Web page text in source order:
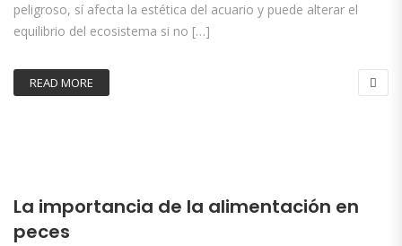
peligroso, sí afecta la estética del acuario y puede alterar el
equilibrio del ecosistema si no […]
READ MORE
La importancia de la alimentación en
peces